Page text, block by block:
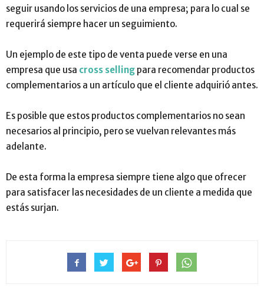
seguir usando los servicios de una empresa; para lo cual se
requerirá siempre hacer un seguimiento.
Un ejemplo de este tipo de venta puede verse en una
empresa que usa cross selling para recomendar productos
complementarios a un artículo que el cliente adquirió antes.
Es posible que estos productos complementarios no sean
necesarios al principio, pero se vuelvan relevantes más
adelante.
De esta forma la empresa siempre tiene algo que ofrecer
para satisfacer las necesidades de un cliente a medida que
estás surjan.